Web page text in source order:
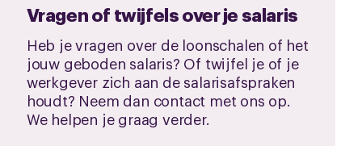
Vragen of twijfels over je salaris
Heb je vragen over de loonschalen of het
jouw geboden salaris? Of twijfel je of je
werkgever zich aan de salarisafspraken
houdt? Neem dan contact met ons op.
We helpen je graag verder.